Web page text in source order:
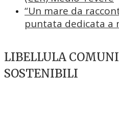
“Un mare da
puntata dedicata a
LIBELLULA COMUNI
SOSTENIBILI